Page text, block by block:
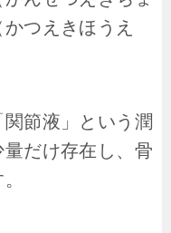
つえきほうえ
節液」という潤
だけ存在し、骨